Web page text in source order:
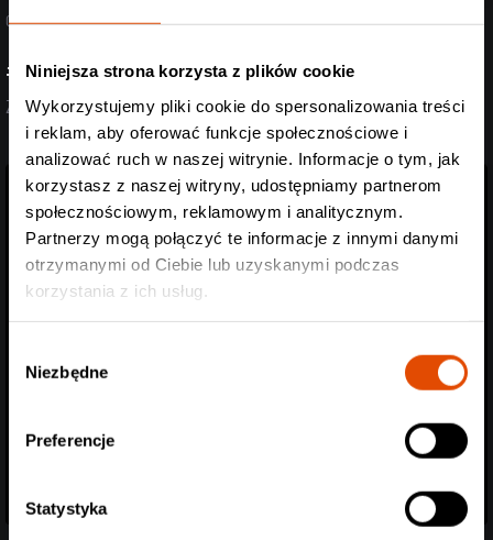
Niniejsza strona korzysta z plików cookie
Wykorzystujemy pliki cookie do spersonalizowania treści
i reklam, aby oferować funkcje społecznościowe i
analizować ruch w naszej witrynie. Informacje o tym, jak
korzystasz z naszej witryny, udostępniamy partnerom
społecznościowym, reklamowym i analitycznym.
Partnerzy mogą połączyć te informacje z innymi danymi
otrzymanymi od Ciebie lub uzyskanymi podczas
korzystania z ich usług.
zgody
Niezbędne
Preferencje
Statystyka
07.08.2026
#StreszczenieTygodnia
Zobacz aktualizację z ostatnich dni (27.07-07.08.2026)